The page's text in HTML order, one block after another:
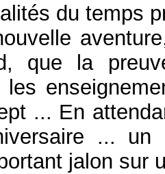
du temps
que la
les
... En
...
jalon sur